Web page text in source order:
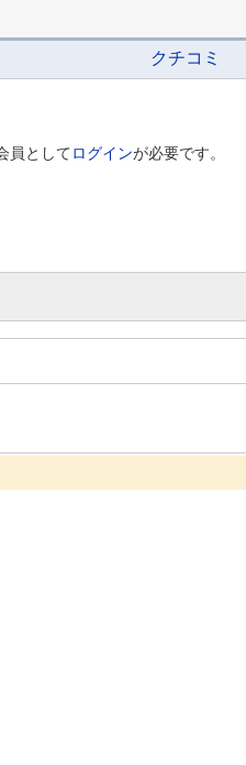
クチコミ
員としてログインが必要です。